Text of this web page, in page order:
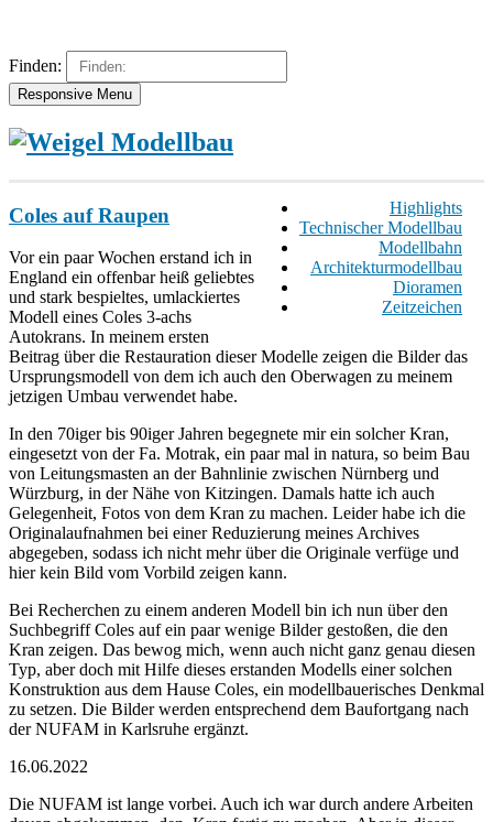
Finden:
Responsive Menu
Highlights
Technischer Modellbau
Modellbahn
Architekturmodellbau
Dioramen
Zeitzeichen
Coles auf Raupen
Vor ein paar Wochen erstand ich in
England ein offenbar heiß geliebtes
und stark bespieltes, umlackiertes
Modell eines Coles 3-achs
Autokrans. In meinem ersten
Beitrag über die Restauration dieser Modelle zeigen die Bilder das
Ursprungsmodell von dem ich auch den Oberwagen zu meinem
jetzigen Umbau verwendet habe.
In den 70iger bis 90iger Jahren begegnete mir ein solcher Kran,
eingesetzt von der Fa. Motrak, ein paar mal in natura, so beim Bau
von Leitungsmasten an der Bahnlinie zwischen Nürnberg und
Würzburg, in der Nähe von Kitzingen. Damals hatte ich auch
Gelegenheit, Fotos von dem Kran zu machen. Leider habe ich die
Originalaufnahmen bei einer Reduzierung meines Archives
abgegeben, sodass ich nicht mehr über die Originale verfüge und
hier kein Bild vom Vorbild zeigen kann.
Bei Recherchen zu einem anderen Modell bin ich nun über den
Suchbegriff Coles auf ein paar wenige Bilder gestoßen, die den
Kran zeigen. Das bewog mich, wenn auch nicht ganz genau diesen
Typ, aber doch mit Hilfe dieses erstanden Modells einer solchen
Konstruktion aus dem Hause Coles, ein modellbauerisches Denkmal
zu setzen. Die Bilder werden entsprechend dem Baufortgang nach
der NUFAM in Karlsruhe ergänzt.
16.06.2022
Die NUFAM ist lange vorbei. Auch ich war durch andere Arbeiten